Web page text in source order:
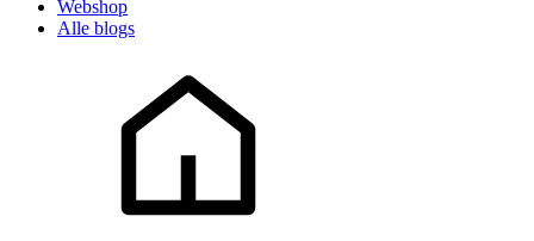
Webshop
Alle blogs